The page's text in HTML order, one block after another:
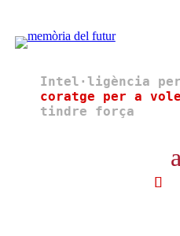
Intel·ligència per
coratge per a
tindre força